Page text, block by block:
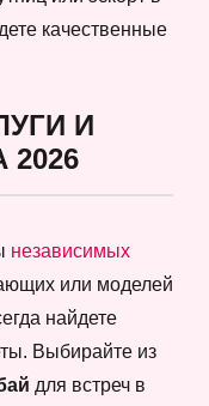
качественные
И
независимых
или моделей
найдете
Выбирайте из
для встреч в